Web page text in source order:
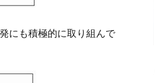
にも積極的に取り組んで